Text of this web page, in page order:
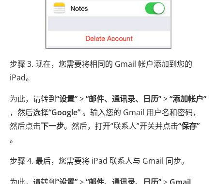
步骤 3. 现在，您需要将相同的 Gmail 帐户添加到您的
iPad。
为此，请转到“设置”>“邮件、通讯录、日历”>“添加帐户”
，然后选择“Google”。输入您的 Gmail 用户名和密码，
然后点击下一步。然后，打开“联系人”开关并点击“保存”
。
步骤 4. 最后，您需要将 iPad 联系人与 Gmail 同步。